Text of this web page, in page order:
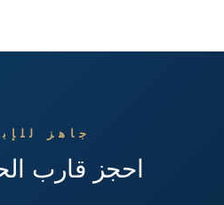
جاهز
احجز قارب